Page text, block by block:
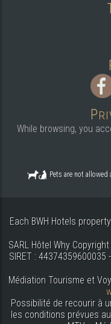
P
While browsing, you
Pets are not
Each BWH Hotels
SARL Hôtel Why
SIRET : 44374359600035
Médiation Tourisme et
Possibilité de recourir à
les conditions prévues